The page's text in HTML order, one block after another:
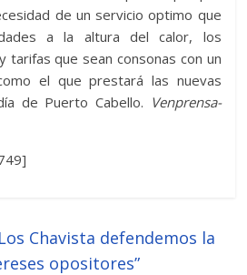
de un servicio optimo que
a la altura del calor, los
tarifas que sean consonas con un
el que prestará las nuevas
de Puerto Cabello. Venprensa-
Chavista defendemos la
opositores”